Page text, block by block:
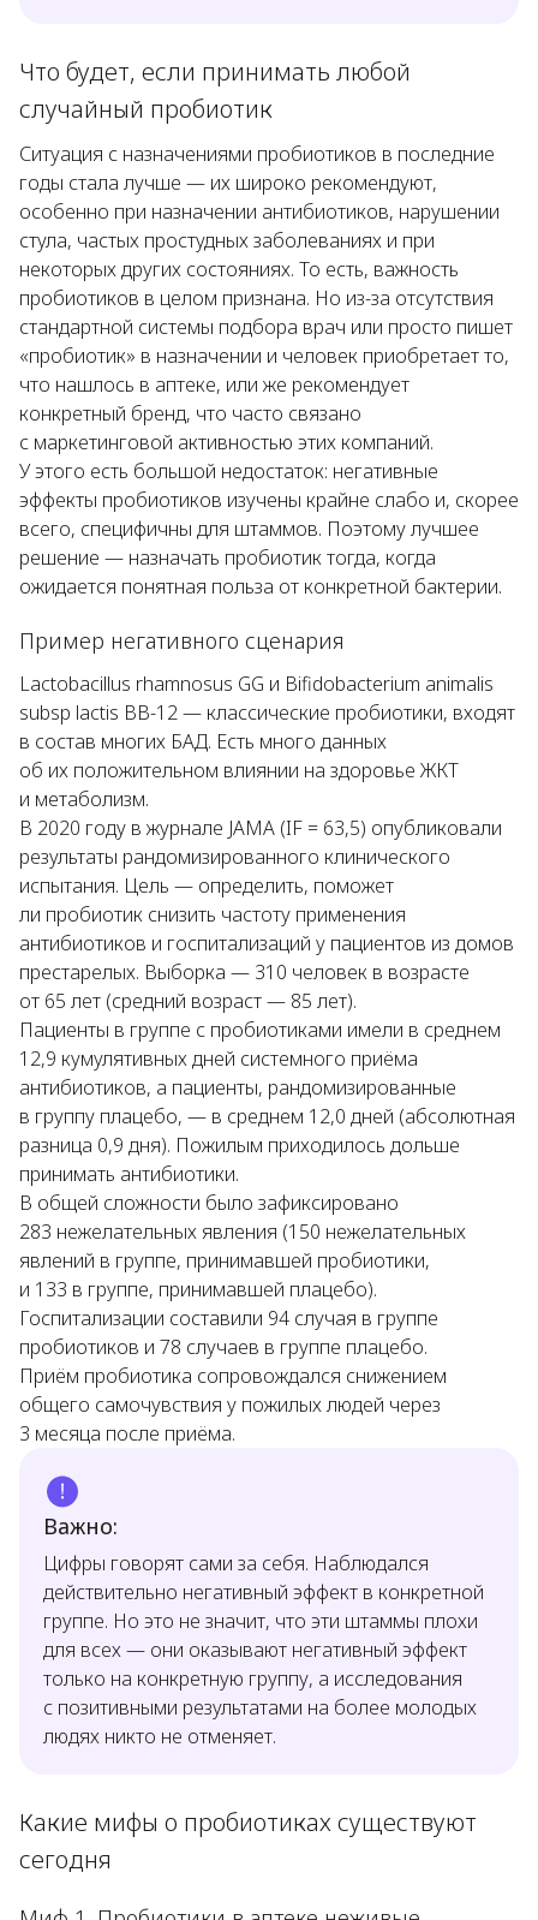
Что будет, если принимать любой
случайный пробиотик
Ситуация с назначениями пробиотиков в последние
годы стала лучше — их широко рекомендуют,
особенно при назначении антибиотиков, нарушении
стула, частых простудных заболеваниях и при
некоторых других состояниях. То есть, важность
пробиотиков в целом признана. Но из-за отсутствия
стандартной системы подбора врач или просто пишет
«пробиотик» в назначении и человек приобретает то,
что нашлось в аптеке, или же рекомендует
конкретный бренд, что часто связано
с маркетинговой активностью этих компаний.
У этого есть большой недостаток: негативные
эффекты пробиотиков изучены крайне слабо и, скорее
всего, специфичны для штаммов. Поэтому лучшее
решение — назначать пробиотик тогда, когда
ожидается понятная польза от конкретной бактерии.
Пример негативного сценария
Lactobacillus rhamnosus GG и Bifidobacterium animalis
subsp lactis BB-12 — классические пробиотики, входят
в состав многих БАД. Есть много данных
об их положительном влиянии на здоровье ЖКТ
и метаболизм.
В 2020 году в журнале JAMA (IF = 63,5) опубликовали
результаты рандомизированного клинического
испытания. Цель — определить, поможет
ли пробиотик снизить частоту применения
антибиотиков и госпитализаций у пациентов из домов
престарелых. Выборка — 310 человек в возрасте
от 65 лет (средний возраст — 85 лет).
Пациенты в группе с пробиотиками имели в среднем
12,9 кумулятивных дней системного приёма
антибиотиков, а пациенты, рандомизированные
в группу плацебо, — в среднем 12,0 дней (абсолютная
разница 0,9 дня). Пожилым приходилось дольше
принимать антибиотики.
В общей сложности было зафиксировано
283 нежелательных явления (150 нежелательных
явлений в группе, принимавшей пробиотики,
и 133 в группе, принимавшей плацебо).
Госпитализации составили 94 случая в группе
пробиотиков и 78 случаев в группе плацебо.
Приём пробиотика сопровождался снижением
общего самочувствия у пожилых людей через
3 месяца после приёма.
Важно:
Цифры говорят сами за себя. Наблюдался
действительно негативный эффект в конкретной
группе. Но это не значит, что эти штаммы плохи
для всех — они оказывают негативный эффект
только на конкретную группу, а исследования
с позитивными результатами на более молодых
людях никто не отменяет.
Какие мифы о пробиотиках существуют
сегодня